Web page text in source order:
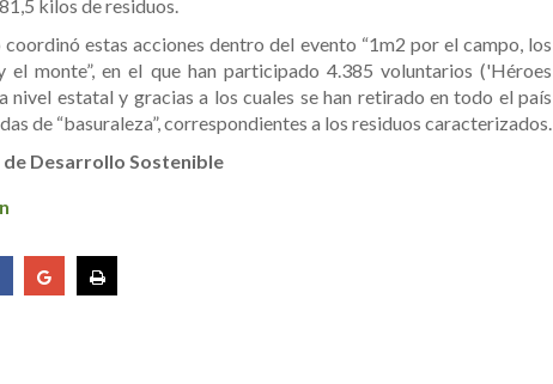
kilos de residuos.
coordinó estas acciones dentro del evento “1m2 por el campo, los
el monte”, en el que han participado 4.385 voluntarios ('Héroes
nivel estatal y gracias a los cuales se han retirado en todo el país
de “basuraleza”, correspondientes a los residuos caracterizados.
Desarrollo Sostenible